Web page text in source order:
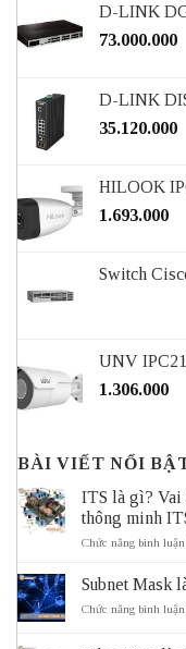
D-LINK
73.000.000
D-LINK
35.120.000
HILOOK
1.693.000
Switch
UNV
1.306.000
BÀI VIẾT NỔI
ITS là gì? Vai
thông minh
Chức năng bình
Subnet Mask
Chức năng bình